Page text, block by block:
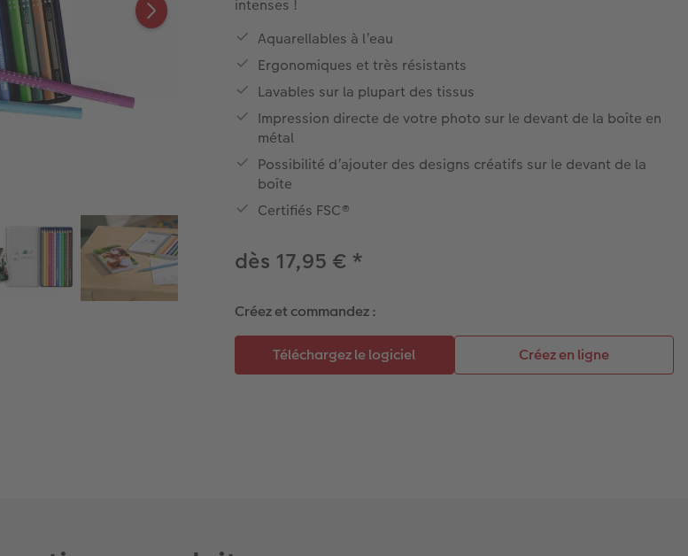
intenses !
Aquarellables à l’eau
Ergonomiques et très résistants
Lavables sur la plupart des tissus
Impression directe de votre photo sur le devant de la boîte en
métal
Possibilité d’ajouter des designs créatifs sur le devant de la
boîte
Certifiés FSC®
dès 17,95 € *
Créez et commandez :